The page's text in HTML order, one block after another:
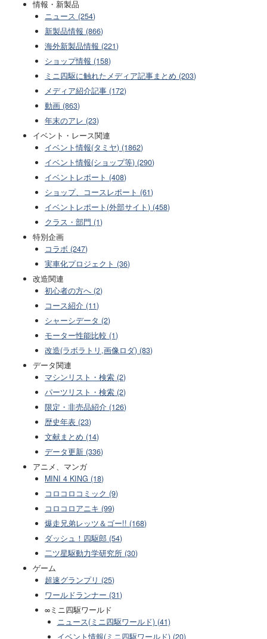
情報・新製品
ニュース (254)
新製品情報 (866)
海外新製品情報 (221)
ショップ情報 (158)
ミニ四駆に触れたメディア記事まとめ (203)
メディア紹介記事 (172)
動画 (863)
年末のアレ (23)
イベント・レース関連
イベント情報(タミヤ) (1862)
イベント情報(ショップ等) (290)
イベントレポート (408)
ショップ、コースレポート (61)
イベントレポート(外部サイト) (458)
クラス・部門 (1)
特別企画
コラボ (247)
実車化プロジェクト (36)
改造関連
初心者の方へ (2)
コース紹介 (11)
シャーシデータ (2)
モーター性能比較 (1)
改造(ラボラトリ,画像ロダ) (83)
データ関連
マシンリスト・検索 (2)
パーツリスト・検索 (2)
限定・非売品紹介 (126)
歴史年表 (23)
文献まとめ (14)
データ更新 (336)
アニメ、マンガ
MINI 4 KING (18)
コロコロコミック (9)
コロコロアニキ (99)
爆走兄弟レッツ＆ゴー!! (168)
ダッシュ！四駆郎 (54)
二ツ星駆動力学研究所 (30)
ゲーム
超速グランプリ (25)
ワールドランナー (31)
∞ミニ四駆ワールド
ニュース(ミニ四駆ワールド) (41)
イベント情報(ミニ四駆ワールド) (20)